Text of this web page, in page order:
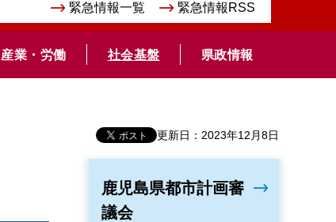
緊急情報一覧 緊急情報RSS
産業・労働 社会基盤 県政情報
更新日：2023年12月8日
鹿児島県都市計画審
議会